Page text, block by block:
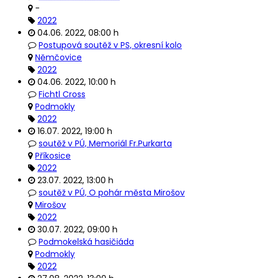
-
2022
04.06. 2022, 08:00 h
Postupová soutěž v PS, okresní kolo
Němčovice
2022
04.06. 2022, 10:00 h
Fichtl Cross
Podmokly
2022
16.07. 2022, 19:00 h
soutěž v PÚ, Memoriál Fr.Purkarta
Příkosice
2022
23.07. 2022, 13:00 h
soutěž v PÚ, O pohár města Mirošov
Mirošov
2022
30.07. 2022, 09:00 h
Podmokelská hasičiáda
Podmokly
2022